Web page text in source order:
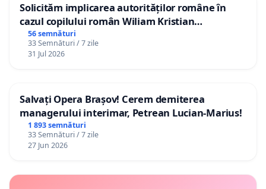
Solicităm implicarea autorităților române în
cazul copilului român Wiliam Kristian
Gheorghe, aflat în plasament în Danemarca de
12 ani
56 semnături
33 Semnături / 7 zile
31 Jul 2026
Salvați Opera Brașov! Cerem demiterea
managerului interimar, Petrean Lucian-Marius!
1 893 semnături
33 Semnături / 7 zile
27 Jun 2026